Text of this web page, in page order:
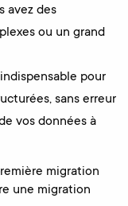
avez des
ou un grand
pour
sans erreur
vos données à
migration
une migration